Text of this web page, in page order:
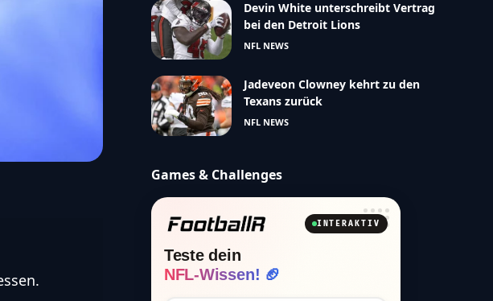
Devin White unterschreibt Vertrag
bei den Detroit Lions
NFL NEWS
Jadeveon Clowney kehrt zu den
Texans zurück
NFL NEWS
Games & Challenges
INTERAKTIV
Teste dein
NFL-Wissen! 🏈